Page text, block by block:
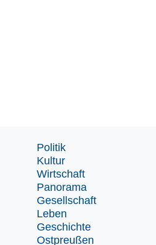
Politik
Kultur
Wirtschaft
Panorama
Gesellschaft
Leben
Geschichte
Ostpreußen